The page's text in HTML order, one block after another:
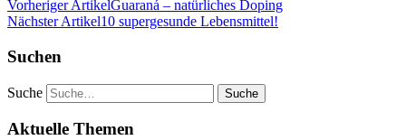
Vorheriger ArtikelGuaraná – natürliches Doping
Nächster Artikel10 supergesunde Lebensmittel!
Suchen
Suche
Aktuelle Themen